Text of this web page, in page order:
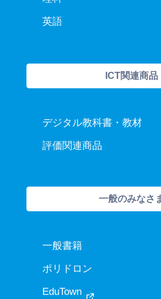
英語
ICT関連商品
デジタル教科書・教材
評価関連商品
一般のみなさ
一般書籍
ポリドロン
EduTown